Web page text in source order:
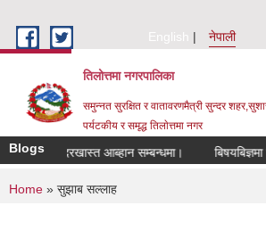
English
नेपाली
तिलोत्तमा नगरपालिका
समुन्नत सुरक्षित र वातावरणमैत्री सुन्दर
पर्यटकीय र समृद्ध तिलाेत्तमा नगर
Blogs
लागि दरखास्त आब्हान सम्बन्धमा। बिषयबिज्ञमा
You are here
Home » सुझाब सल्लाह